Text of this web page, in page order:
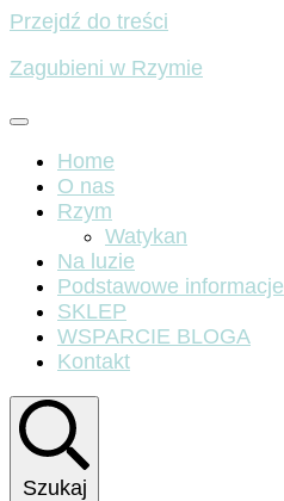
Przejdź do treści
Zagubieni w Rzymie
Home
O nas
Rzym
Watykan
Na luzie
Podstawowe informacje
SKLEP
WSPARCIE BLOGA
Kontakt
Szukaj